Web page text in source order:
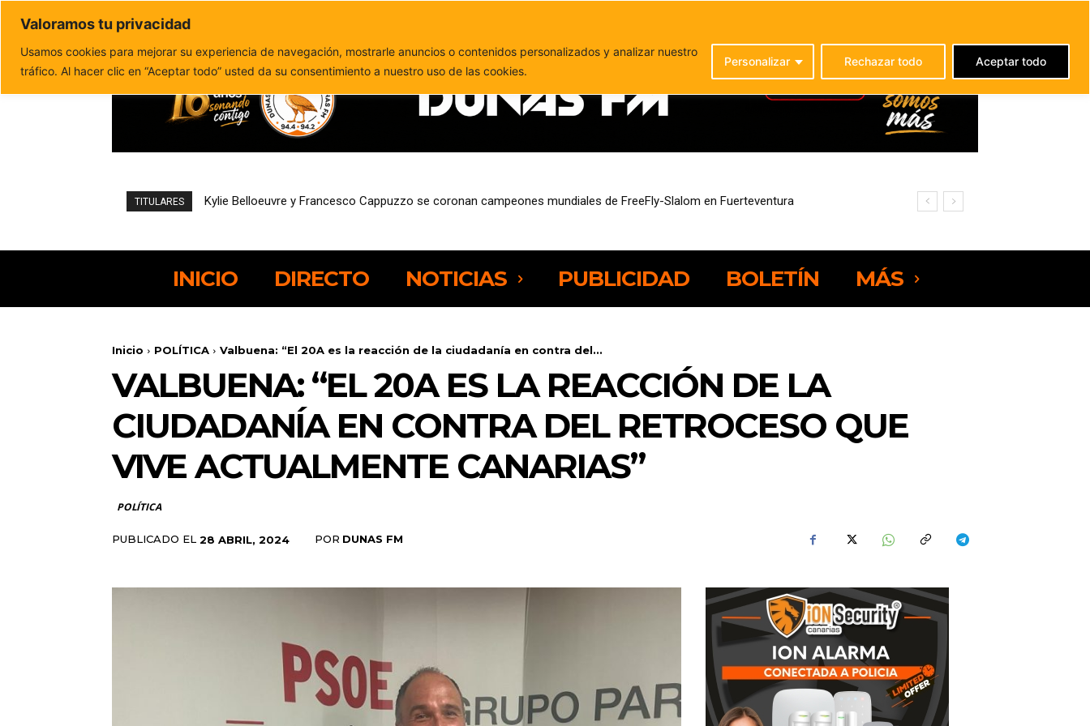
Valoramos tu privacidad
Usamos cookies para mejorar su experiencia de navegación, mostrarle anuncios o contenidos personalizados y analizar nuestro
tráfico. Al hacer clic en “Aceptar todo” usted da su consentimiento a nuestro uso de las cookies.
Personalizar Rechazar todo Aceptar todo
Política de privacidad
TITULARES Kylie Belloeuvre y Francesco Cappuzzo se coronan campeones mundiales de FreeFly-Slalom en Fuerteventura
Hostelería podrá solicitar desde este miércoles ayudas de hasta 11.000 euros para mejorar su eficiencia energética
INICIO DIRECTO NOTICIAS PUBLICIDAD BOLETÍN MÁS
Inicio POLÍTICA Valbuena: “El 20A es la reacción de la ciudadanía en contra del...
VALBUENA: “EL 20A ES LA REACCIÓN DE LA
CIUDADANÍA EN CONTRA DEL RETROCESO QUE
VIVE ACTUALMENTE CANARIAS”
POLÍTICA
PUBLICADO EL 28 ABRIL, 2024 POR DUNAS FM